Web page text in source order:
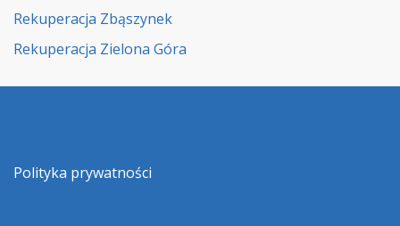
Rekuperacja Zbąszynek
Rekuperacja Zielona Góra
Polityka prywatności